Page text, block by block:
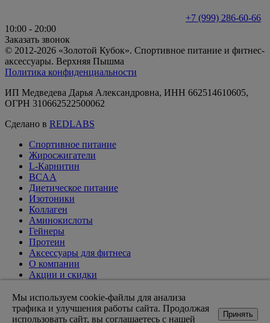
+7 (999) 286-60-66
10:00 - 20:00
Заказать звонок
© 2012-2026 «Золотой Кубок». Спортивное питание и фитнес-
аксессуары. Верхняя Пышма
Политика конфиденциальности
ИП Медведева Дарья Александровна, ИНН 662514610605,
ОГРН 310662522500062
Сделано в REDLABS
Спортивное питание
Жиросжигатели
L-Карнитин
BCAA
Диетическое питание
Изотоники
Коллаген
Аминокислоты
Гейнеры
Протеин
Аксессуары для фитнеса
О компании
Акции и скидки
Доставка и оплата
Оптовикам
Статьи
Мы используем cookie-файлы для анализа
трафика и улучшения работы сайта. Продолжая
использовать сайт, вы соглашаетесь с нашей
Принять